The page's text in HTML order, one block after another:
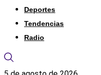
Deportes
Tendencias
Radio